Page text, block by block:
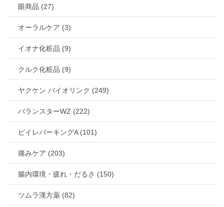
眼商品 (27)
オーラルケア (3)
イオナ化粧品 (9)
クルク化粧品 (9)
ヤクケン バイオリンク (249)
バランスターWZ (222)
ビイレバーキングA (101)
痛みケア (203)
腸内環境・疲れ・だるさ (150)
ツムラ漢方薬 (82)